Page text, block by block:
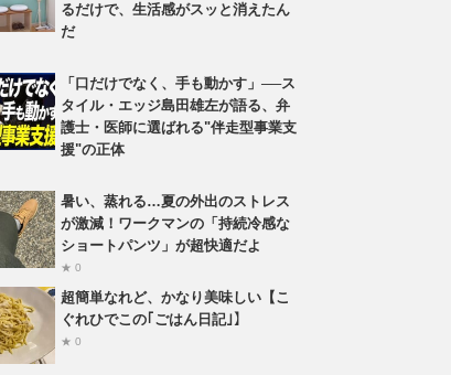
るだけで、生活感がスッと消えたん
だ
「口だけでなく、手も動かす」──ス
タイル・エッジ島田雄左が語る、弁
護士・医師に選ばれる"伴走型事業支
援"の正体
暑い、蒸れる…夏の外出のストレス
が激減！ワークマンの「持続冷感な
ショートパンツ」が超快適だよ
★ 0
超簡単なれど、かなり美味しい【こ
ぐれひでこの｢ごはん日記｣】
★ 0